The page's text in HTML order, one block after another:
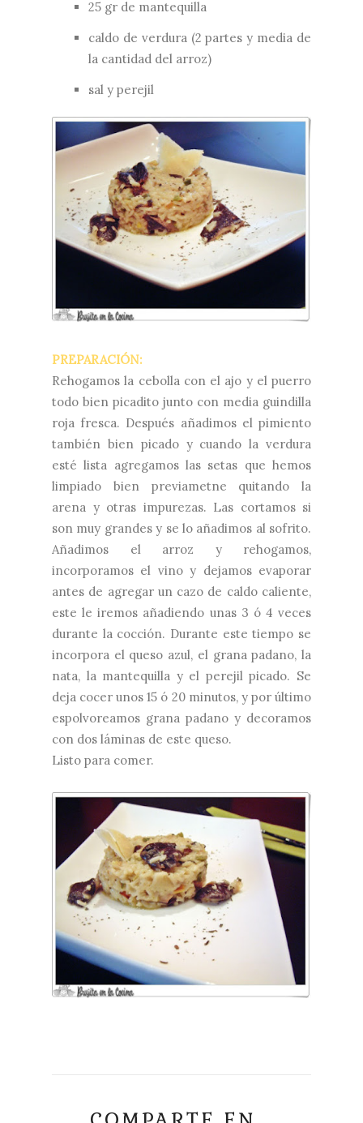
25 gr de mantequilla
caldo de verdura (2 partes y media de
la cantidad del arroz)
sal y perejil
PREPARACIÓN:
Rehogamos la cebolla con el ajo y el puerro
todo bien picadito junto con media guindilla
roja fresca. Después añadimos el pimiento
también bien picado y cuando la verdura
esté lista agregamos las setas que hemos
limpiado bien previametne quitando la
arena y otras impurezas. Las cortamos si
son muy grandes y se lo añadimos al sofrito.
Añadimos el arroz y rehogamos,
incorporamos el vino y dejamos evaporar
antes de agregar un cazo de caldo caliente,
este le iremos añadiendo unas 3 ó 4 veces
durante la cocción. Durante este tiempo se
incorpora el queso azul, el grana padano, la
nata, la mantequilla y el perejil picado. Se
deja cocer unos 15 ó 20 minutos, y por último
espolvoreamos grana padano y decoramos
con dos láminas de este queso.
Listo para comer.